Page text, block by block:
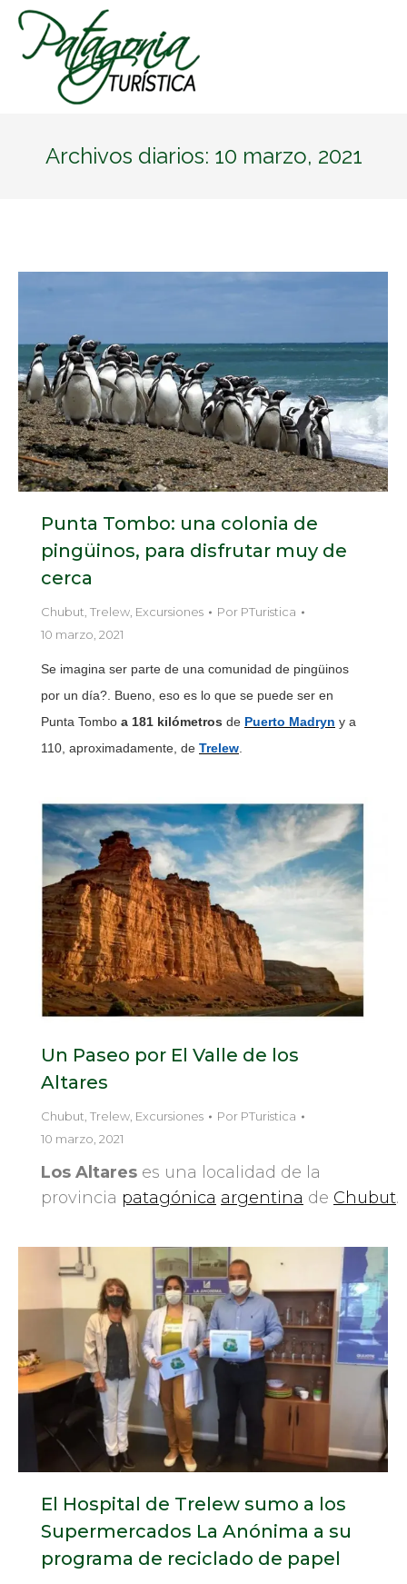
Archivos diarios: 10 marzo, 2021
Punta Tombo: una colonia de
pingüinos, para disfrutar muy de
cerca
Chubut Trelew Excursiones Por PTuristica
10 marzo, 2021
Se imagina ser parte de una comunidad de pingüinos
por un día?. Bueno, eso es lo que se puede ser en
Punta Tombo a 181 kilómetros de Puerto Madryn y a
110, aproximadamente, de Trelew
Un Paseo por El Valle de los
Altares
Chubut, Trelew, Excursiones Por PTuristica
10 marzo, 2021
Los Altares es una localidad de la
provincia patagónica argentina de Chubut.
El Hospital de Trelew sumo a los
Supermercados La Anónima a su
programa de reciclado de papel